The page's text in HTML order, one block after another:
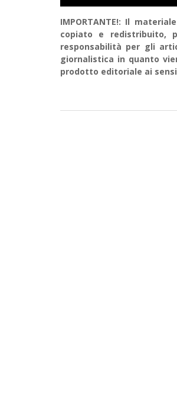
IMPORTANTE!: Il
copiato e redistribuito,
responsabilità per gli
giornalistica in quanto
prodotto editoriale ai sensi